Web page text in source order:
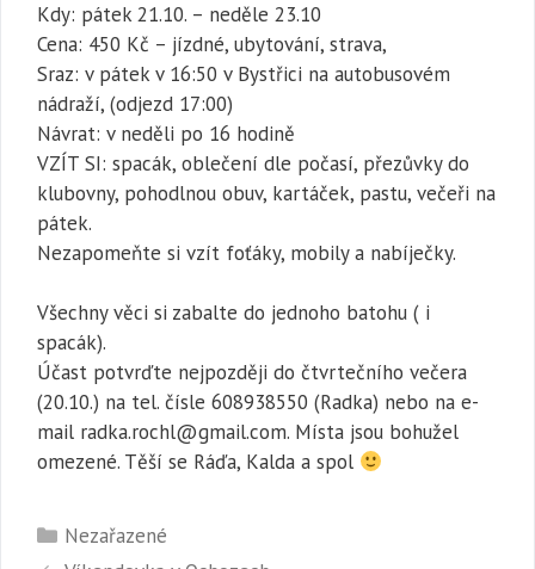
Kdy: pátek 21.10. – neděle 23.10
Cena: 450 Kč – jízdné, ubytování, strava,
Sraz: v pátek v 16:50 v Bystřici na autobusovém
nádraží, (odjezd 17:00)
Návrat: v neděli po 16 hodině
VZÍT SI: spacák, oblečení dle počasí, přezůvky do
klubovny, pohodlnou obuv, kartáček, pastu, večeři na
pátek.
Nezapomeňte si vzít foťáky, mobily a nabíječky.
Všechny věci si zabalte do jednoho batohu ( i
spacák).
Účast potvrďte nejpozději do čtvrtečního večera
(20.10.) na tel. čísle 608938550 (Radka) nebo na e-
mail radka.rochl@gmail.com. Místa jsou bohužel
omezené. Těší se Ráďa, Kalda a spol
Rubriky
Nezařazené